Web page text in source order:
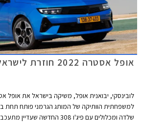
אופל אסטרה 2022 חוזרת לישראל
לובינסקי, יבואנית אופל, משיקה בישראל את אופל
למשפחתית הוותיקה של המותג הגרמני פותח תחת
שלדה ומכלולים עם פיג'ו 308